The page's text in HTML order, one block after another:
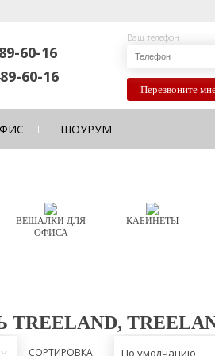
60-16
60-16
Ваш телефон
Перезвоните
ШОУРУМ
ВЕШАЛКИ ДЛЯ
ОФИСА
КАБИНЕТЫ
СОРТИРОВКА: По умолчанию